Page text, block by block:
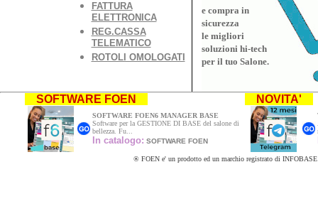
FATTURA
ELETTRONICA
REG.CASSA
TELEMATICO
ROTOLI OMOLOGATI
e compra in
sicurezza
le migliori
soluzioni hi-tech
per il tuo Salone.
SOFTWARE FOEN NOVITA'
SOFTWARE FOEN6 MANAGER BASE
Software per la GESTIONE DI BASE del salone di
bellezza. Fu...
In catalogo: SOFTWARE FOEN
® FOEN e' un prodotto ed un marchio registrato di